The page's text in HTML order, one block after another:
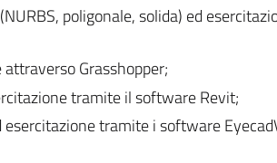
poligonale, solida) ed
Grasshopper;
tramite il software Revit;
tramite i software